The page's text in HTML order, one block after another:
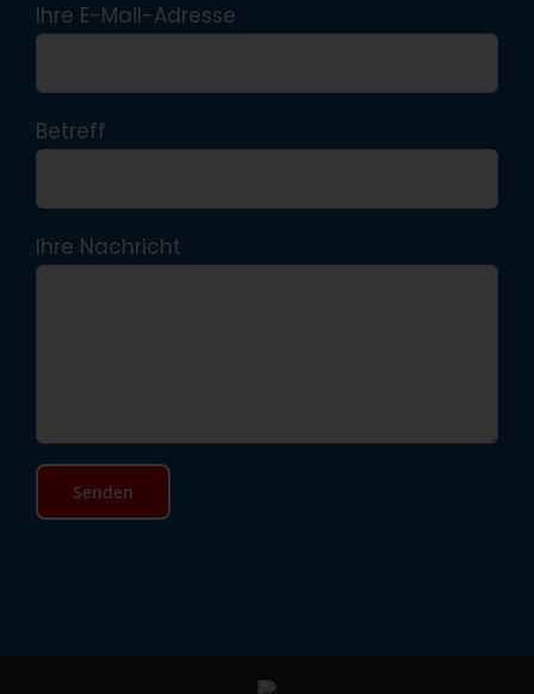
Ihre E-Mail-Adresse
Betreff
Ihre Nachricht